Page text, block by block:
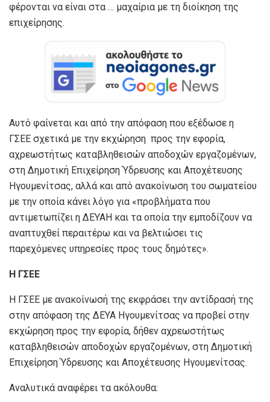
φέρονται να είναι στα … μαχαίρια με τη διοίκηση της
επιχείρησης.
Αυτό φαίνεται και από την απόφαση που εξέδωσε η
ΓΣΕΕ σχετικά με την εκχώρηση προς την εφορία,
αχρεωστήτως καταβληθεισών αποδοχών εργαζομένων,
στη Δημοτική Επιχείρηση Ύδρευσης και Αποχέτευσης
Ηγουμενίτσας, αλλά και από ανακοίνωση του σωματείου
με την οποία κάνει λόγο για «προβλήματα που
αντιμετωπίζει η ΔΕΥΑΗ και τα οποία την εμποδίζουν να
αναπτυχθεί περαιτέρω και να βελτιώσει τις
παρεχόμενες υπηρεσίες προς τους δημότες».
Η ΓΣΕΕ
Η ΓΣΕΕ με ανακοίνωσή της εκφράσει την αντίδρασή της
στην απόφαση της ΔΕΥΑ Ηγουμενίτσας να προβεί στην
εκχώρηση προς την εφορία, δήθεν αχρεωστήτως
καταβληθεισών αποδοχών εργαζομένων, στη Δημοτική
Επιχείρηση Ύδρευσης και Αποχέτευσης Ηγουμενίτσας.
Αναλυτικά αναφέρει τα ακόλουθα: